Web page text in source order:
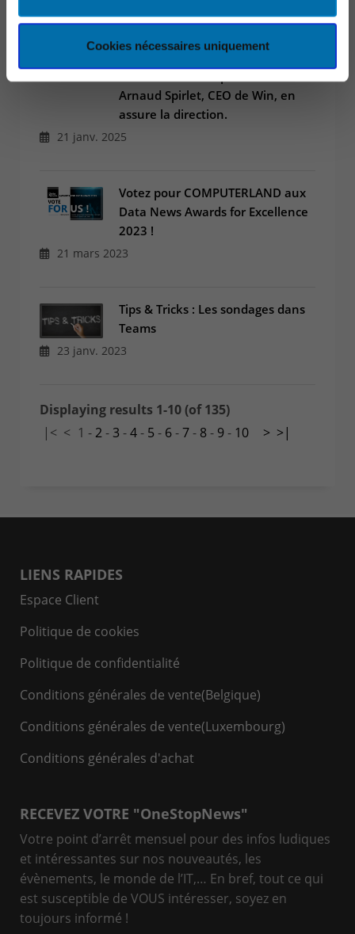
Cookies nécessaires uniquement
Le Groupe NRB crée un nouveau
pôle IT qui combine les expertises
Arnaud Spirlet, CEO de Win, en
assure la direction.
21 janv. 2025
Votez pour COMPUTERLAND aux
Data News Awards for Excellence
2023 !
21 mars 2023
Tips & Tricks : Les sondages dans
Teams
23 janv. 2023
Displaying results 1-10 (of 135)
|< < 1 - 2- 3 -4- 5 - 6-7- 8- 9- 10 > >|
LIENS RAPIDES
Espace Client
Politique de cookies
Politique de confidentialité
Conditions générales de vente(Belgique)
Conditions générales de vente(Luxembourg)
Conditions générales d'achat
RECEVEZ VOTRE "OneStopNews"
Votre point d’arrêt mensuel pour des infos ludiques
et intéressantes sur nos nouveautés, les
évènements, le monde de l’IT,… En bref, tout ce qui
est susceptible de VOUS intéresser, soyez en
toujours informé !